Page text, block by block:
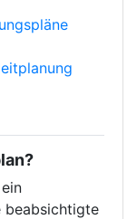
beabsichtigte